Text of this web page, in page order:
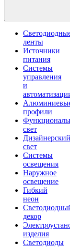
ленты
Источники
питания
Системы
управления
и
профили
свет
Дизайнерский
свет
Системы
освещения
Наружное
освещение
Гибкий
неон
декор
изделия
Светодиоды